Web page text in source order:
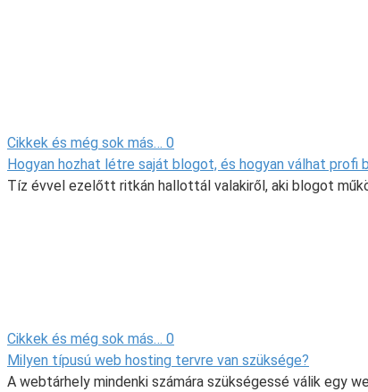
Cikkek és még sok más… 0
Hogyan hozhat létre saját blogot, és hogyan válhat profi
Tíz évvel ezelőtt ritkán hallottál valakiről, aki blogot
Cikkek és még sok más… 0
Milyen típusú web hosting tervre van szüksége?
A webtárhely mindenki számára szükségessé válik egy